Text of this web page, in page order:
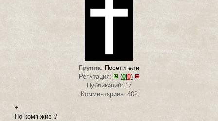
Группа: Посетители
Репутация:
(0| 0)
Публикаций: 17
Комментариев: 402
+
Но комп жив :/